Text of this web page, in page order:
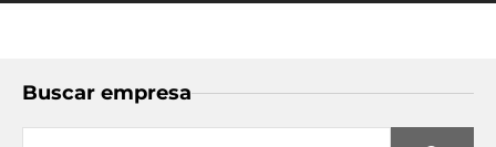
Buscar empresa